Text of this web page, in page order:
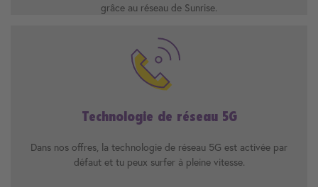
grâce au réseau de Sunrise.
Technologie de réseau 5G
Dans nos offres, la technologie de réseau 5G est activée par
défaut et tu peux surfer à pleine vitesse.